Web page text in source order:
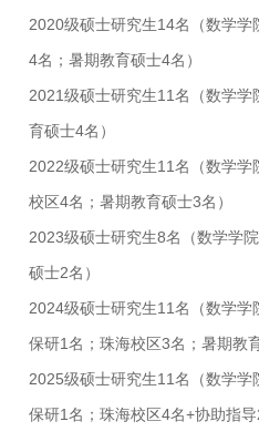
2020级硕士研究生14名（数学
4名；暑期教育硕士4名）
2021级硕士研究生11名（数学
育硕士4名）
2022级硕士研究生11名（数学
校区4名；暑期教育硕士3名）
2023级硕士研究生8名（数学学
硕士2名）
2024级硕士研究生11名（数学
保研1名；珠海校区3名；暑期教
2025级硕士研究生11名（数学
保研1名；珠海校区4名+协助指导